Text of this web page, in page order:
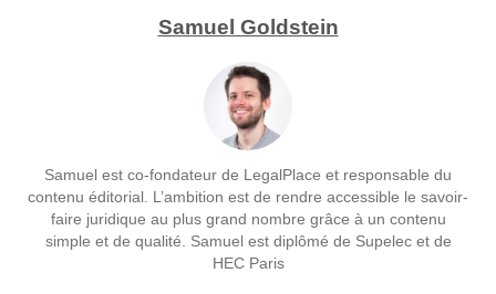
Samuel Goldstein
Samuel est co-fondateur de LegalPlace et responsable du
contenu éditorial. L’ambition est de rendre accessible le savoir-
faire juridique au plus grand nombre grâce à un contenu
simple et de qualité. Samuel est diplômé de Supelec et de
HEC Paris